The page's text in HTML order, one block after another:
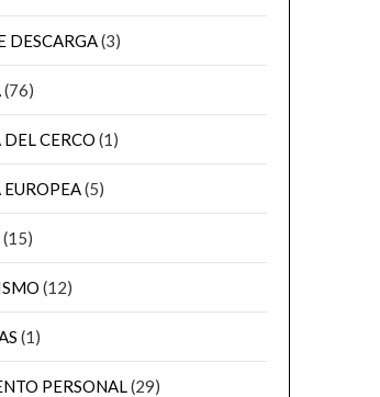
DESCARGA(3)
(76)
DEL CERCO (1)
EUROPEA(5)
(15)
(12)
(1)
PERSONAL(29)